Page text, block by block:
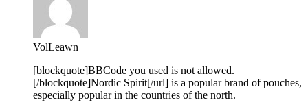
VolLeawn
[blockquote]BBCode you used is not allowed.
[/blockquote]Nordic Spirit[/url] is a popular brand of pouches,
especially popular in the countries of the north.